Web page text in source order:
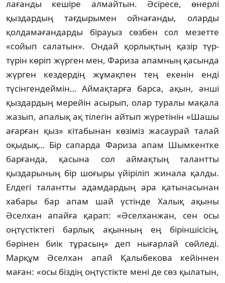
лағанды кешіре алмайтын. Әсіресе, өнер­лі
қыздардың тағдырымен ойнағанды, олар­ды
қолдамағандарды бірауыз сөзбен сол ме­зетте
«сойып салатын». Ондай қорлықтың қа­зір түр-
түрін көріп жүрген мен, Фариза апам­ның қасында
жүрген кездердің жұмақ­пен тең екенін енді
түсінгендеймін… Аймақ­тарға барса, ақын, әнші
қыздардың мерейін асырып, олар туралы мақала
жазып, апалық ақ тілегін айтып жүретінін «Шашы
ағарған қыз» кітабынан көзіміз жасаурай талай
оқы­дық… Бір сапарда Фариза апам Шымкентке
барғанда, қасына сол аймақтың талантты
қыздарының бір шоғыры үйіріліп жинала қал­ды.
Елдегі талантты адамдардың ара қа­ты­насынан
хабары бар апам шай үстінде Ха­лық ақыны
Әселхан апайға қарап: «Әсел­ханжан, сен осы
оңтүстіктегі барлық ақын­ның ең біріншісісің,
бәрінен биік тұрасың» деп нығарлай сөйледі.
Марқұм Әселхан апай Қалыбекова кейіннен
маған: «осы біздің оң­түстікте мені де сөз қылатын,